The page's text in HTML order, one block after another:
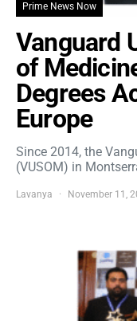
Prime News Now
Vanguard
of
Degrees
Europe
Since 2014, the
(VUSOM) in
Lavanya November 11,